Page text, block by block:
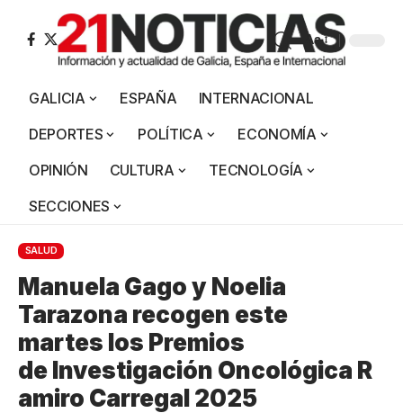
Aa
GALICIA ESPAÑA
INTERNACIONAL
DEPORTES
POLÍTICA
ECONOMÍA
OPINIÓN
CULTURA
TECNOLOGÍA
SECCIONES
SALUD
Manuela Gago y Noelia
Tarazona recogen este
martes los Premios
de Investigación Oncológica R
amiro Carregal 2025